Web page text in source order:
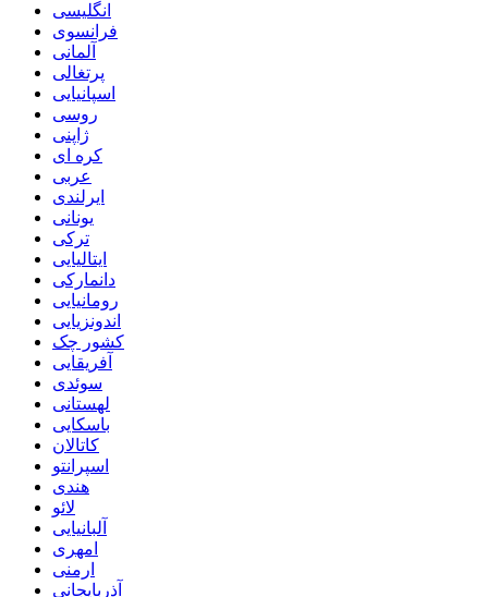
انگلیسی
فرانسوی
آلمانی
پرتغالی
اسپانیایی
روسی
ژاپنی
کره ای
عربی
ایرلندی
یونانی
ترکی
ایتالیایی
دانمارکی
رومانیایی
اندونزیایی
کشور چک
آفریقایی
سوئدی
لهستانی
باسکایی
کاتالان
اسپرانتو
هندی
لائو
آلبانیایی
امهری
ارمنی
آذربایجانی